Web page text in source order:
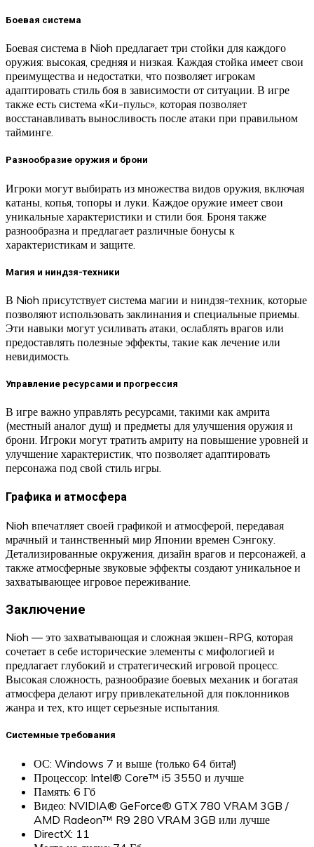
Боевая система
Боевая система в Nioh предлагает три стойки для каждого
оружия: высокая, средняя и низкая. Каждая стойка имеет свои
преимущества и недостатки, что позволяет игрокам
адаптировать стиль боя в зависимости от ситуации. В игре
также есть система «Ки-пульс», которая позволяет
восстанавливать выносливость после атаки при правильном
тайминге.
Разнообразие оружия и брони
Игроки могут выбирать из множества видов оружия, включая
катаны, копья, топоры и луки. Каждое оружие имеет свои
уникальные характеристики и стили боя. Броня также
разнообразна и предлагает различные бонусы к
характеристикам и защите.
Магия и ниндзя-техники
В Nioh присутствует система магии и ниндзя-техник, которые
позволяют использовать заклинания и специальные приемы.
Эти навыки могут усиливать атаки, ослаблять врагов или
предоставлять полезные эффекты, такие как лечение или
невидимость.
Управление ресурсами и прогрессия
В игре важно управлять ресурсами, такими как амрита
(местный аналог душ) и предметы для улучшения оружия и
брони. Игроки могут тратить амриту на повышение уровней и
улучшение характеристик, что позволяет адаптировать
персонажа под свой стиль игры.
Графика и атмосфера
Nioh впечатляет своей графикой и атмосферой, передавая
мрачный и таинственный мир Японии времен Сэнгоку.
Детализированные окружения, дизайн врагов и персонажей, а
также атмосферные звуковые эффекты создают уникальное и
захватывающее игровое переживание.
Заключение
Nioh — это захватывающая и сложная экшен-RPG, которая
сочетает в себе исторические элементы с мифологией и
предлагает глубокий и стратегический игровой процесс.
Высокая сложность, разнообразие боевых механик и богатая
атмосфера делают игру привлекательной для поклонников
жанра и тех, кто ищет серьезные испытания.
Системные требования
ОС: Windows 7 и выше (только 64 бита!)
Процессор: Intel® Core™ i5 3550 и лучше
Память: 6 Гб
Видео: NVIDIA® GeForce® GTX 780 VRAM 3GB /
AMD Radeon™ R9 280 VRAM 3GB или лучше
DirectX: 11